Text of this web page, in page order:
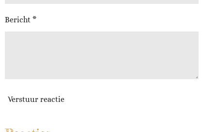
Bericht *
Verstuur reactie